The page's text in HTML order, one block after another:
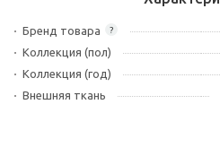
?
Бренд товара
Коллекция (пол)
Коллекция (год)
Внешняя ткань